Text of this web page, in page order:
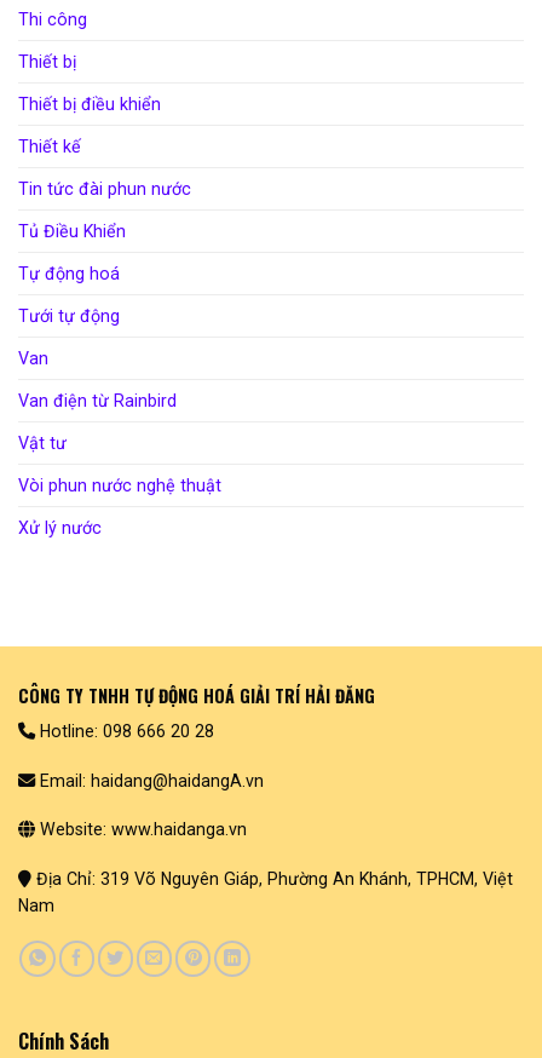
Thi công
Thiết bị
Thiết bị điều khiển
Thiết kế
Tin tức đài phun nước
Tủ Điều Khiển
Tự động hoá
Tưới tự động
Van
Van điện từ Rainbird
Vật tư
Vòi phun nước nghệ thuật
Xử lý nước
CÔNG TY TNHH TỰ ĐỘNG HOÁ GIẢI TRÍ HẢI ĐĂNG
Hotline: 098 666 20 28
Email: haidang@haidangA.vn
Website: www.haidanga.vn
Địa Chỉ: 319 Võ Nguyên Giáp, Phường An Khánh, TPHCM, Việt
Nam
Chính Sách